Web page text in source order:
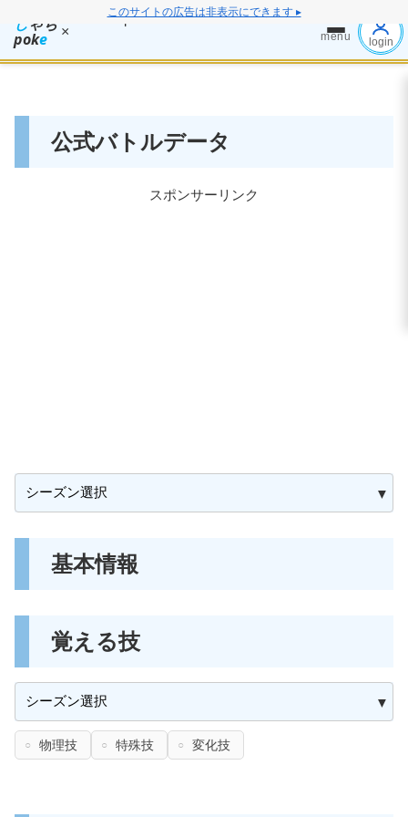
このサイトの広告は非表示にできます ▸
しゃち
poke × menu login
公式バトルデータ
スポンサーリンク
基本情報
覚える技
物理技 特殊技 変化技